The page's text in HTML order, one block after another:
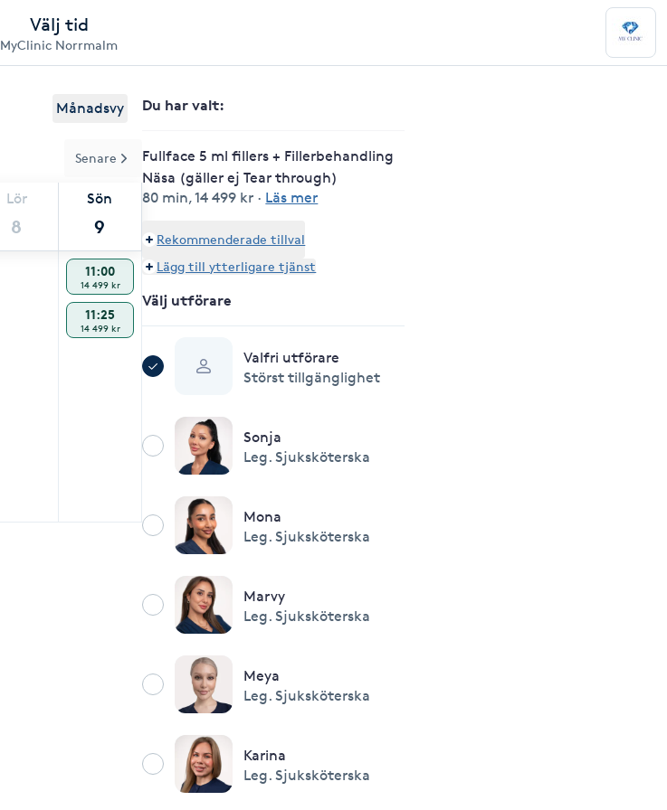
Välj tid
MyClinic Norrmalm
Månadsvy
Lör
8
Sön
9
Senare
11:00
14 499 kr
11:25
14 499 kr
Du har valt:
Fullface 5 ml fillers + Fillerbehandling
Näsa (gäller ej Tear through)
80 min,14 499 kr · Läs mer
Rekommenderade tillval
Lägg till ytterligare tjänst
Välj utförare
Valfri utförare
Störst tillgänglighet
Sonja
Leg. Sjuksköterska
Mona
Leg. Sjuksköterska
Marvy
Leg. Sjuksköterska
Meya
Leg. Sjuksköterska
Karina
Leg. Sjuksköterska